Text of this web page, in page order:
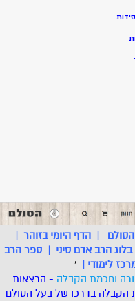
|הדף היומי בזוהר |
בלוג הרב אדם סיני |ספר הרב
לימודי |
'
וחכמת הקבלה - הרצאות
הקבלה בדרכו של בעל הסולם